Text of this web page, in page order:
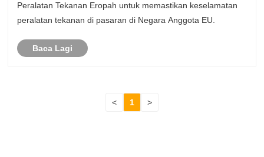
Peralatan Tekanan Eropah untuk memastikan keselamatan
peralatan tekanan di pasaran di Negara Anggota EU.
Baca Lagi
< 1 >